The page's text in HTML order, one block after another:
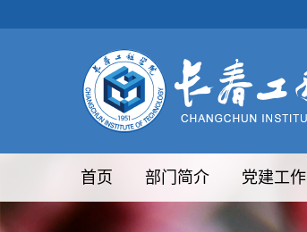
首页 部门简介 党建工作